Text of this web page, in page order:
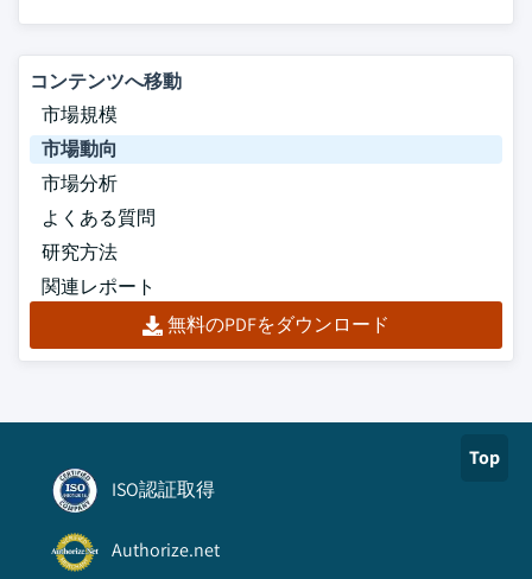
コンテンツへ移動
市場規模
市場動向
市場分析
よくある質問
研究方法
関連レポート
無料のPDFをダウンロード
Top
ISO認証取得
Authorize.net